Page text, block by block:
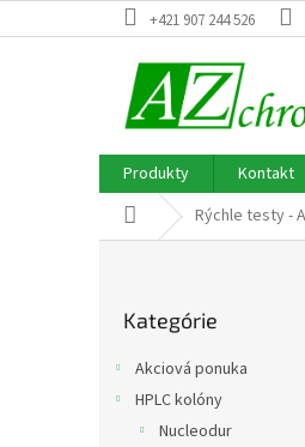
na
+421 907 244 526
Produkty Kontakt
DomovRýchle testy -
kategórie
Kategórie
Akciová ponuka
HPLC kolóny
Nucleodur